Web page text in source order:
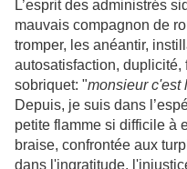
L’esprit des administrés
mauvais compagnon de
tromper, les anéantir,
autosatisfaction, duplicité,
sobriquet: "monsieur c'est
Depuis, je suis dans
petite flamme si difficile à
braise, confrontée aux
dans l'ingratitude,